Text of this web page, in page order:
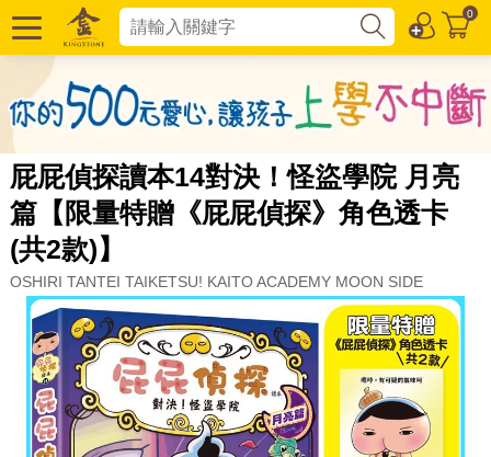
0
屁屁偵探讀本14對決！怪盜學院 月亮
篇【限量特贈《屁屁偵探》角色透卡
(共2款)】
OSHIRI TANTEI TAIKETSU! KAITO ACADEMY MOON SIDE